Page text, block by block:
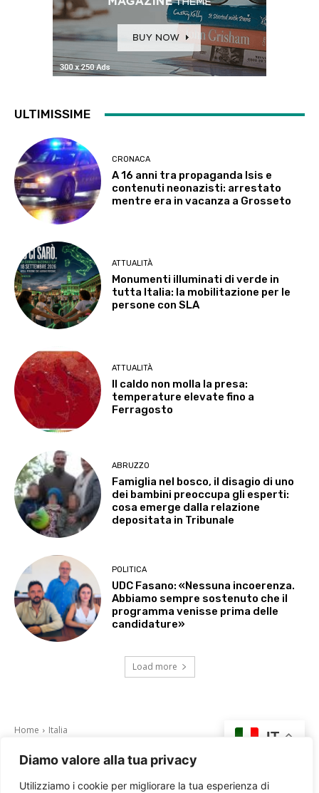
Diamo valore alla tua privacy
Utilizziamo i cookie per migliorare la tua esperienza di
ULTIMISSIME
CRONACA
A 16 anni tra propaganda Isis e
contenuti neonazisti: arrestato
mentre era in vacanza a Grosseto
ATTUALITÀ
Monumenti illuminati di verde in
tutta Italia: la mobilitazione per le
persone con SLA
ATTUALITÀ
Il caldo non molla la presa:
temperature elevate fino a
Ferragosto
ABRUZZO
Famiglia nel bosco, il disagio di uno
dei bambini preoccupa gli esperti:
cosa emerge dalla relazione
depositata in Tribunale
POLITICA
UDC Fasano: «Nessuna incoerenza.
Abbiamo sempre sostenuto che il
programma venisse prima delle
candidature»
Load more